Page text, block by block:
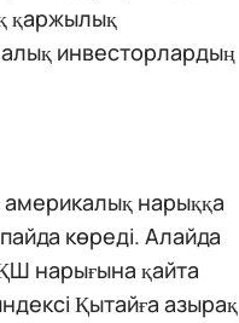
қаржылық
инвесторлардың
америкалық нарыққа
көреді. Алайда
нарығына қайта
Қытайға азырақ